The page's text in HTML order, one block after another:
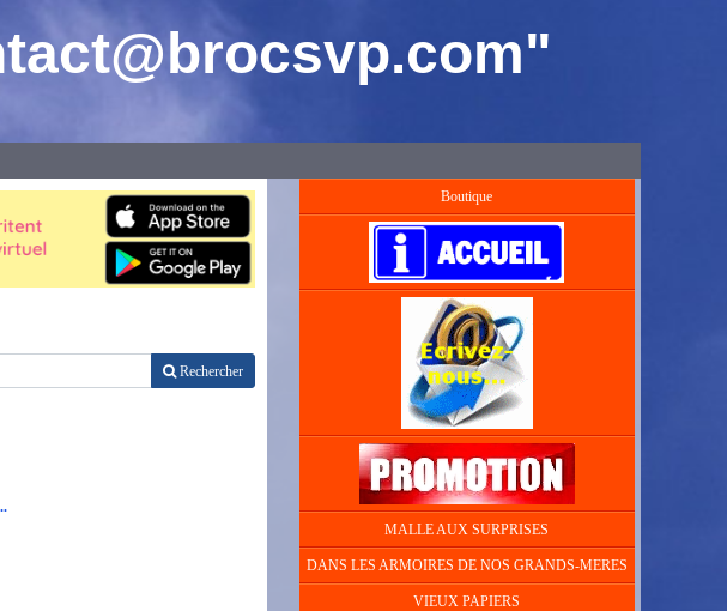
Rechercher
Boutique
MALLE AUX SURPRISES
DANS LES ARMOIRES DE NOS GRANDS-MERES
VIEUX PAPIERS